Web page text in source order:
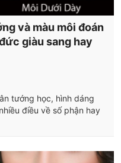
và màu môi đoán
giàu sang hay
tướng học, hình dáng
điều về số phận hay